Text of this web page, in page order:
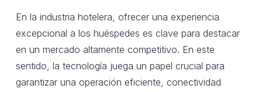
En la industria hotelera, ofrecer una experiencia
excepcional a los huéspedes es clave para destacar
en un mercado altamente competitivo. En este
sentido, la tecnología juega un papel crucial para
garantizar una operación eficiente, conectividad